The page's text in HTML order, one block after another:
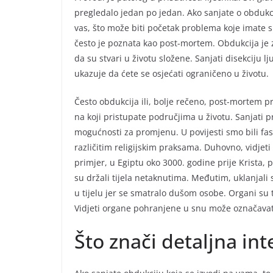
pregledalo jedan po jedan. Ako sanjate o
vas, što može biti početak problema koje
često je poznata kao post-mortem. Obdukcija
da su stvari u životu složene. Sanjati disekciju
ukazuje da ćete se osjećati ograničeno u životu.
Često obdukcija ili, bolje rečeno, post-mortem
na koji pristupate područjima u životu. Sanjati
mogućnosti za promjenu. U povijesti smo bili
različitim religijskim praksama. Duhovno,
primjer, u Egiptu oko 3000. godine prije
su držali tijela netaknutima. Međutim, uklanjali
u tijelu jer se smatralo dušom osobe. Organi
Vidjeti organe pohranjene u snu može
Što znači detaljna